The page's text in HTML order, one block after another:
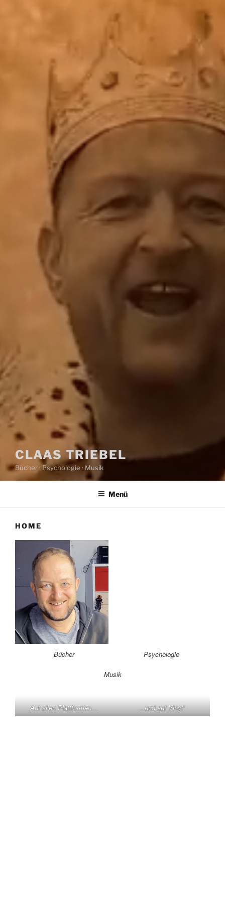
CLAAS TRIEBEL
Bücher · Psychologie · Musik
Menü
HOME
Bücher Psychologie
Musik
Auf allen Plattformen… …und auf Vinyl!